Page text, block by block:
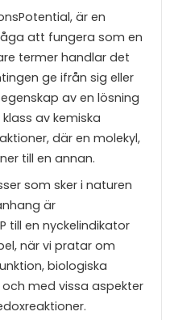
är en
att fungera som en
termer handlar det
ge ifrån sig eller
av en lösning
av kemiska
där en molekyl,
till en annan.
som sker i naturen
är
till en nyckelindikator
när vi pratar om
biologiska
med vissa aspekter